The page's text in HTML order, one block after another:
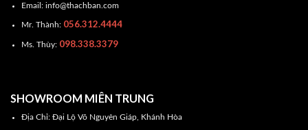
Email: info@thachban.com
Mr. Thành:056.312.4444
Ms. Thùy: 098.338.3379
SHOWROOM MIÊN TRUNG
Địa Chỉ: Đại Lộ Võ Nguyên Giáp, Khánh Hòa